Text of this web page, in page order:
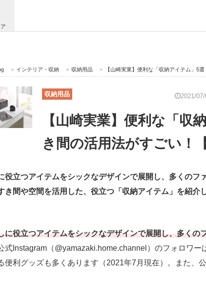
記事を集めた総合ページ ITの今と未来を見通す
ジネスと働き方のヒント AI活用のいまが分かる
> インテリア・収納 > 収納用品 > 【山崎実業】便利な「収納アイテム」5
収納用品 2021/07/
【山崎実業】便利な「
き間の活用法がすごい！
役立つアイテムをシックなデザインで展開し、多くのフ
き間や空間を活用した、役立つ「収納アイテム」を紹介し
に役立つアイテムをシックなデザインで展開し、多くの
式Instagram（@yamazaki.home.channel）のフォロワ
便利グッズも多くあります（2021年7月現在）。また、